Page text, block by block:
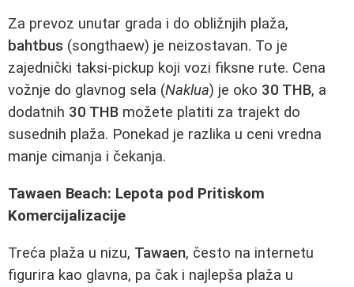
Za prevoz unutar grada i do obližnjih plaža,
bahtbus (songthaew) je neizostavan. To je
zajednički taksi-pickup koji vozi fiksne rute. Cena
vožnje do glavnog sela (Naklua) je oko 30 THB, a
dodatnih 30 THB možete platiti za trajekt do
susednih plaža. Ponekad je razlika u ceni vredna
manje cimanja i čekanja.
Tawaen Beach: Lepota pod Pritiskom
Komercijalizacije
Treća plaža u nizu, Tawaen, često na internetu
figurira kao glavna, pa čak i najlepša plaža u